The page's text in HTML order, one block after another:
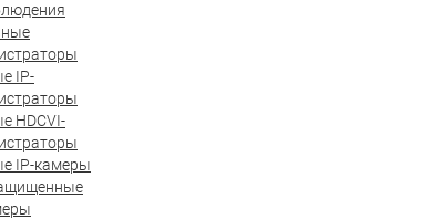
IP-
HDCVI-
IP-камеры